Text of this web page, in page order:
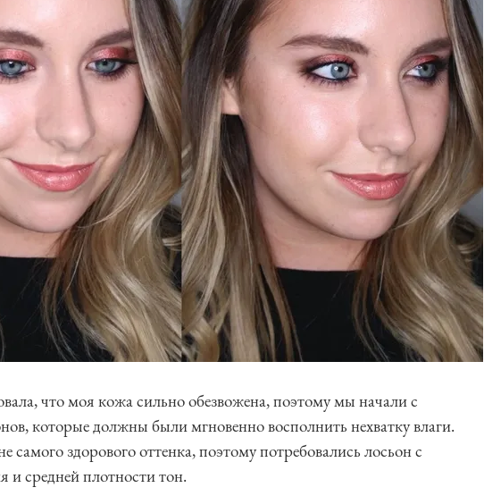
что моя кожа сильно обезвожена, поэтому мы начали с
которые должны были мгновенно восполнить нехватку влаги.
самого здорового оттенка, поэтому потребовались лосьон с
и средней плотности тон.